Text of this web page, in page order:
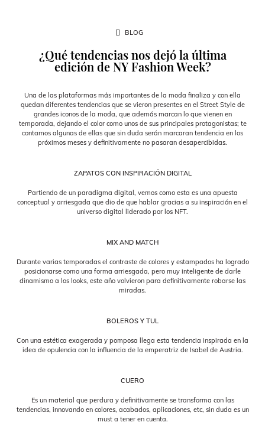
BLOG
¿Qué tendencias nos dejó la última
edición de NY Fashion Week?
Una de las plataformas más importantes de la moda finaliza y con ella
quedan diferentes tendencias que se vieron presentes en el Street Style de
grandes iconos de la moda, que además marcan lo que vienen en
temporada, dejando el color como unos de sus principales protagonistas; te
contamos algunas de ellas que sin duda serán marcaran tendencia en los
próximos meses y definitivamente no pasaran desapercibidas.
ZAPATOS CON INSPIRACIÓN DIGITAL
Partiendo de un paradigma digital, vemos como esta es una apuesta
conceptual y arriesgada que dio de que hablar gracias a su inspiración en el
universo digital liderado por los NFT.
MIX AND MATCH
Durante varias temporadas el contraste de colores y estampados ha logrado
posicionarse como una forma arriesgada, pero muy inteligente de darle
dinamismo a los looks, este año volvieron para definitivamente robarse las
miradas.
BOLEROS Y TUL
Con una estética exagerada y pomposa llega esta tendencia inspirada en la
idea de opulencia con la influencia de la emperatriz de Isabel de Austria.
CUERO
Es un material que perdura y definitivamente se transforma con las
tendencias, innovando en colores, acabados, aplicaciones, etc, sin duda es un
must a tener en cuenta.